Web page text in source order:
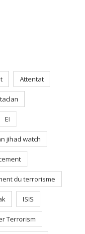
Attentat
EI
jihad watch
du terrorisme
ISIS
Terrorism